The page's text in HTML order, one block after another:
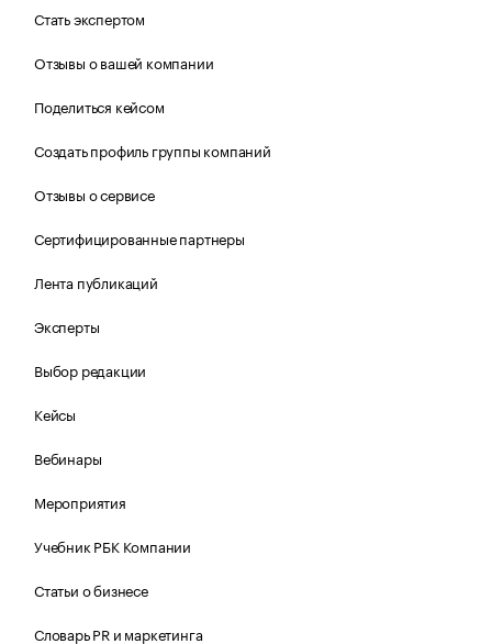
Стать экспертом
Отзывы о вашей компании
Поделиться кейсом
Создать профиль группы компаний
Отзывы о сервисе
Сертифицированные партнеры
Лента публикаций
Эксперты
Выбор редакции
Кейсы
Вебинары
Мероприятия
Учебник РБК Компании
Статьи о бизнесе
Словарь PR и маркетинга